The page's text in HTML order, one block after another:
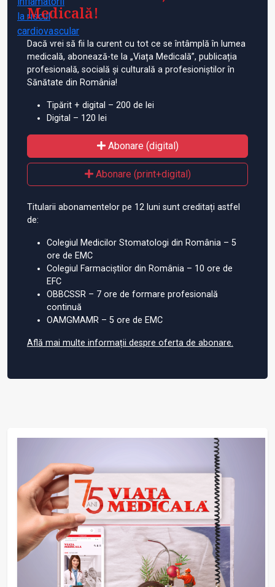
Medicală!
Dacă vrei să fii la curent cu tot ce se întâmplă în lumea
medicală, abonează-te la „Viața Medicală”, publicația
profesională, socială și culturală a profesioniștilor în
Sănătate din România!
Tipărit + digital – 200 de lei
Digital – 120 lei
Abonare (digital)
Abonare (print+digital)
Titularii abonamentelor pe 12 luni sunt creditați astfel
de:
Colegiul Medicilor Stomatologi din România – 5
ore de EMC
Colegiul Farmaciștilor din România – 10 ore de
EFC
OBBCSSR – 7 ore de formare profesională
continuă
OAMGMAMR – 5 ore de EMC
Află mai multe informații despre oferta de abonare.